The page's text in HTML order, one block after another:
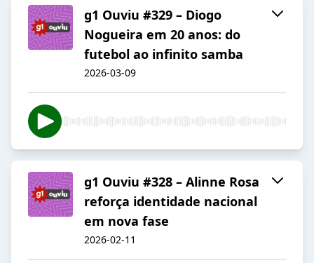
g1 Ouviu #329 – Diogo
Nogueira em 20 anos: do
futebol ao infinito samba
2026-03-09
g1 Ouviu #328 – Alinne Rosa
reforça identidade nacional
em nova fase
2026-02-11